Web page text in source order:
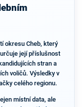
okresu Cheb, který
její příslušnost
stran a
voličů. Výsledky v
celého regionu.
místní data, ale